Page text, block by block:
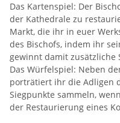
Das Kartenspiel: Der
der Kathedrale zu
Markt, die ihr in euer
des Bischofs, indem ihr
gewinnt damit zusätzliche
Das Würfelspiel: Neben
porträtiert ihr die Adligen
Siegpunkte sammeln,
der Restaurierung eines